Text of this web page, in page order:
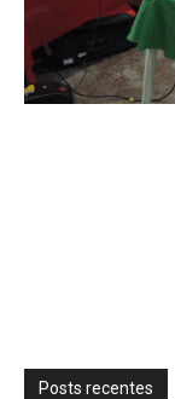
Posts recentes